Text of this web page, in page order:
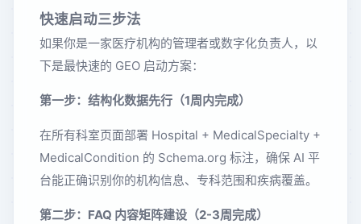
快速启动三步法
如果你是一家医疗机构的管理者或数字化负责人，以
下是最快速的 GEO 启动方案：
第一步：结构化数据先行（1周内完成）
在所有科室页面部署 Hospital + MedicalSpecialty +
MedicalCondition 的 Schema.org 标注，确保 AI 平
台能正确识别你的机构信息、专科范围和疾病覆盖。
第二步：FAQ 内容矩阵建设（2-3周完成）